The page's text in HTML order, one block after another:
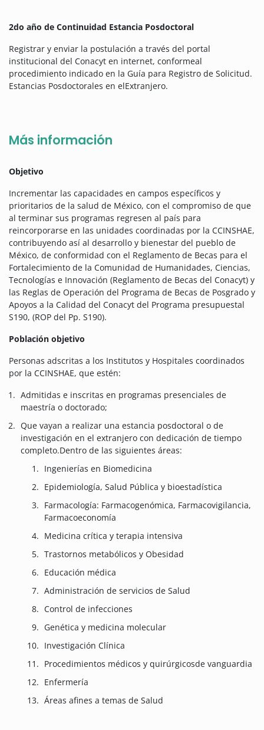
2do año de Continuidad Estancia Posdoctoral
Registrar y enviar la postulación a través del portal
institucional del Conacyt en internet, conformeal
procedimiento indicado en la Guía para Registro de Solicitud.
Estancias Posdoctorales en elExtranjero.
Más información
Objetivo
Incrementar las capacidades en campos específicos y
prioritarios de la salud de México, con el compromiso de que
al terminar sus programas regresen al país para
reincorporarse en las unidades coordinadas por la CCINSHAE,
contribuyendo así al desarrollo y bienestar del pueblo de
México, de conformidad con el Reglamento de Becas para el
Fortalecimiento de la Comunidad de Humanidades, Ciencias,
Tecnologías e Innovación (Reglamento de Becas del Conacyt) y
las Reglas de Operación del Programa de Becas de Posgrado y
Apoyos a la Calidad del Conacyt del Programa presupuestal
S190, (ROP del Pp. S190).
Población objetivo
Personas adscritas a los Institutos y Hospitales coordinados
por la CCINSHAE, que estén:
Admitidas e inscritas en programas presenciales de
maestría o doctorado;
Que vayan a realizar una estancia posdoctoral o de
investigación en el extranjero con dedicación de tiempo
completo.Dentro de las siguientes áreas:
Ingenierías en Biomedicina
Epidemiología, Salud Pública y bioestadística
Farmacología: Farmacogenómica, Farmacovigilancia,
Farmacoeconomía
Medicina crítica y terapia intensiva
Trastornos metabólicos y Obesidad
Educación médica
Administración de servicios de Salud
Control de infecciones
Genética y medicina molecular
Investigación Clínica
Procedimientos médicos y quirúrgicosde vanguardia
Enfermería
Áreas afines a temas de Salud